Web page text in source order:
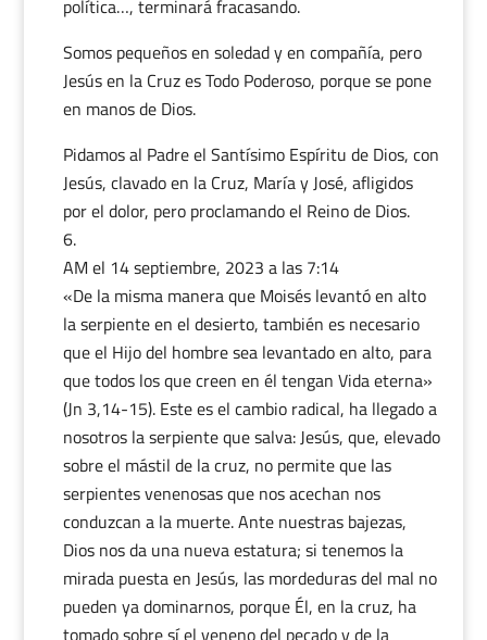
política…, terminará fracasando.
Somos pequeños en soledad y en compañía, pero
Jesús en la Cruz es Todo Poderoso, porque se pone
en manos de Dios.
Pidamos al Padre el Santísimo Espíritu de Dios, con
Jesús, clavado en la Cruz, María y José, afligidos
por el dolor, pero proclamando el Reino de Dios.
AM el 14 septiembre, 2023 a las 7:14
«De la misma manera que Moisés levantó en alto
la serpiente en el desierto, también es necesario
que el Hijo del hombre sea levantado en alto, para
que todos los que creen en él tengan Vida eterna»
(Jn 3,14-15). Este es el cambio radical, ha llegado a
nosotros la serpiente que salva: Jesús, que, elevado
sobre el mástil de la cruz, no permite que las
serpientes venenosas que nos acechan nos
conduzcan a la muerte. Ante nuestras bajezas,
Dios nos da una nueva estatura; si tenemos la
mirada puesta en Jesús, las mordeduras del mal no
pueden ya dominarnos, porque Él, en la cruz, ha
tomado sobre sí el veneno del pecado y de la